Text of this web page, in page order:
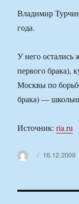
Владимир
года.
У него остались
первого брака),
Москвы по
брака) —
Источник:ria.ru
Автор16.12.2009